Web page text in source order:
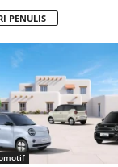
PENULIS